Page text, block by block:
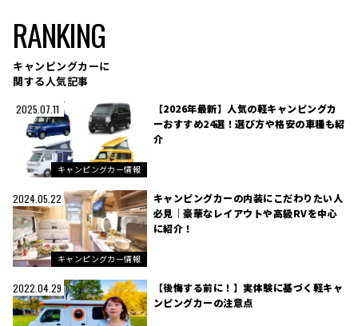
RANKING
キャンピングカーに
関する人気記事
2025.07.11
キャンピングカー情報
【2026年最新】人気の軽キャンピングカ
ーおすすめ24選！選び方や格安の車種も紹
介
2024.05.22
キャンピングカー情報
キャンピングカーの内装にこだわりたい人
必見｜豪華なレイアウトや高級RVを中心
に紹介！
2022.04.29
【後悔する前に！】実体験に基づく軽キャ
ンピングカーの注意点